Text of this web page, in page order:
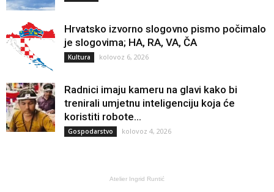
Hrvatsko izvorno slogovno pismo počimalo
je slogovima; HA, RA, VA, ČA
Kultura kolovoz 6, 2026
Radnici imaju kameru na glavi kako bi
trenirali umjetnu inteligenciju koja će
koristiti robote...
Gospodarstvo kolovoz 4, 2026
Atelier Ingrid Runtić